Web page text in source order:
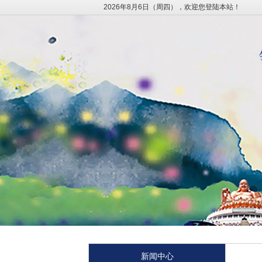
2026年8月6日（周四），欢迎您登陆本站！
新闻中心